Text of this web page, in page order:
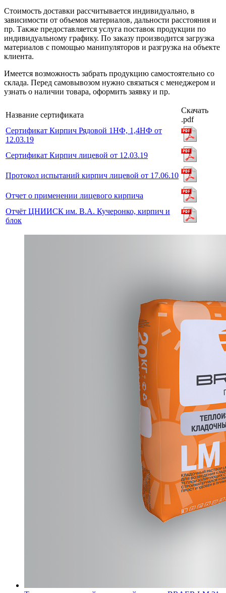
Стоимость доставки рассчитывается индивидуально, в
зависимости от объемов материалов, дальности расстояния и
пр. Также предоставляется услуга поставок продукции по
индивидуальному графику. По заказу производится загрузка
материалов с помощью манипуляторов и разгрузка на объекте
клиента.
Имеется возможность забрать продукцию самостоятельно со
склада. Перед самовывозом нужно связаться с менеджером и
узнать о наличии товара, оформить заявку и пр.
Название сертификата
Скачать
.pdf
Сертификат Кирпич Рядовой 1НФ, 1,4НФ от
12.03.19
Сертификат Кирпич лицевой от 12.03.19
Протокол испытаний кирпич лицевой от 17.06.10
Отчет о применении лицевого кирпича
Отчёт ЦНИИСК им. В.А. Кучеронко, кирпич и
блок